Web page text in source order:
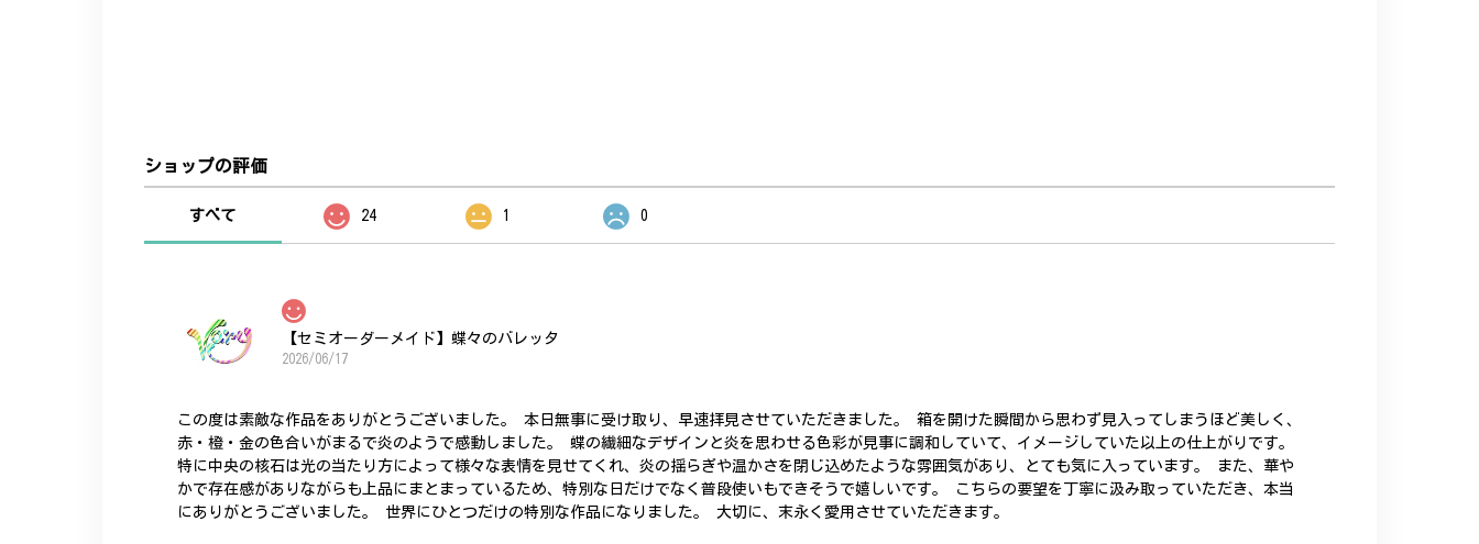
ショップの評価
すべて 24 1 0
【セミオーダーメイド】蝶々のバレッタ
2026/06/17
この度は素敵な作品をありがとうございました。 本日無事に受け取り、早速拝見させていただきました。 箱を開けた瞬間から思わず見入ってしまうほど美しく、
赤・橙・金の色合いがまるで炎のようで感動しました。 蝶の繊細なデザインと炎を思わせる色彩が見事に調和していて、イメージしていた以上の仕上がりです。
特に中央の核石は光の当たり方によって様々な表情を見せてくれ、炎の揺らぎや温かさを閉じ込めたような雰囲気があり、とても気に入っています。 また、華や
かで存在感がありながらも上品にまとまっているため、特別な日だけでなく普段使いもできそうで嬉しいです。 こちらの要望を丁寧に汲み取っていただき、本当
にありがとうございました。 世界にひとつだけの特別な作品になりました。 大切に、末永く愛用させていただきます。